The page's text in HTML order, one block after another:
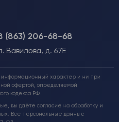
(863) 206-68-68
Вавилова, д. 67Е
характер и ни при
офертой, определяемой
кодекса РФ.
вы даёте согласие на обработку и
Все персональные данные